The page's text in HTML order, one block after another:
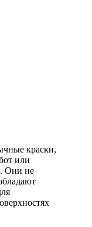
краски,
или
Они не